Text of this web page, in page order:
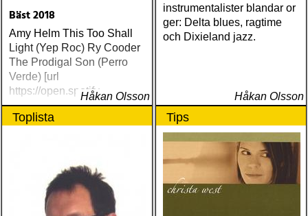
Bäst 2018
Amy Helm This Too Shall
Light (Yep Roc) Ry Cooder
The Prodigal Son (Perro
Verde) [url
https://open.spotifyHåkan Olsson
instrumentalister blandar or
ger: Delta blues, ragtime
och Dixieland jazz.
Håkan Olsson
Toplista Tips